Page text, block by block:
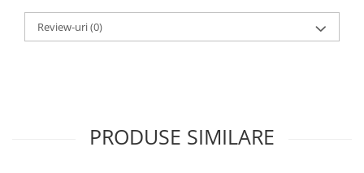
Review-uri(0)
PRODUSE SIMILARE